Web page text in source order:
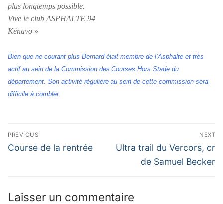
plus longtemps possible.
Vive le club ASPHALTE 94
Kénavo »
Bien que ne courant plus Bernard était membre de l’Asphalte et très
actif au sein de la Commission des Courses Hors Stade du
département. Son activité régulière au sein de cette commission sera
difficile à combler.
Navigation
de
PREVIOUS
Previous
Course de la rentrée
NEXT
Next
Ultra trail du Vercors, cr
de Samuel Becker
Laisser un commentaire